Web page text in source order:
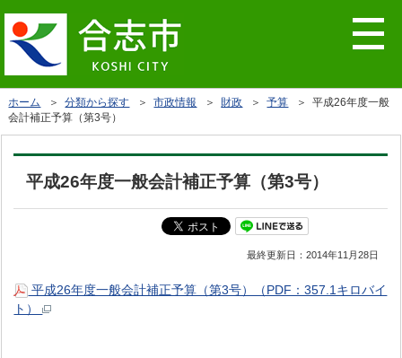
ホーム ＞分類から探す ＞市政情報 ＞財政 ＞予算 ＞ 平成26年度一般
会計補正予算（第3号）
平成26年度一般会計補正予算（第3号）
最終更新日：2014年11月28日
平成26年度一般会計補正予算（第3号）（PDF：357.1キロバイ
ト）